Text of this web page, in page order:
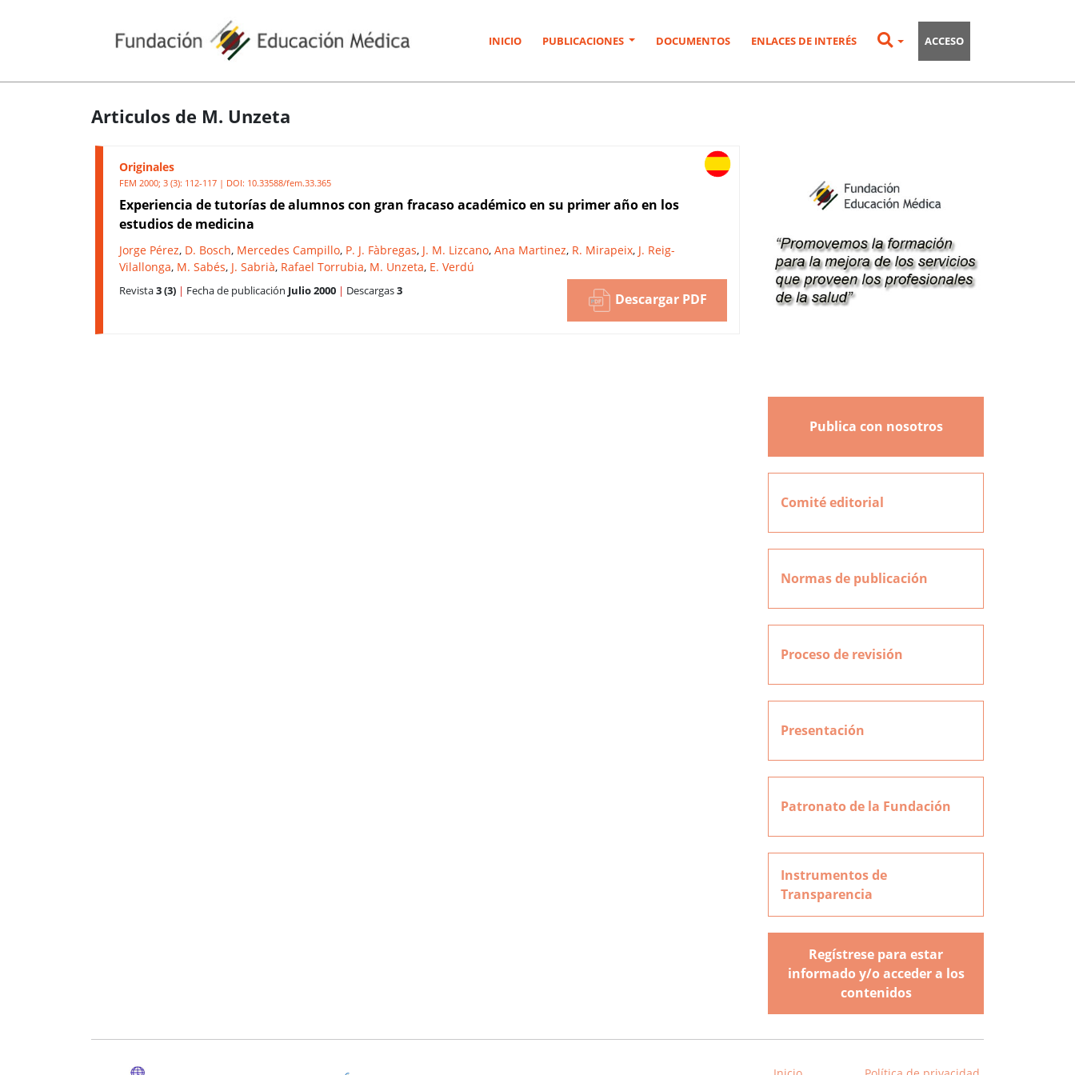
INICIO PUBLICACIONES DOCUMENTOS ENLACES DE INTERÉS ACCESO
Articulos de M. Unzeta
Originales
FEM 2000; 3 (3): 112-117 | DOI: 10.33588/fem.33.365
Experiencia de tutorías de alumnos con gran fracaso académico en su primer año en los
estudios de medicina
Jorge Pérez, D. Bosch, Mercedes Campillo, P. J. Fàbregas, J. M. Lizcano, Ana Martinez, R. Mirapeix, J. Reig-
Vilallonga, M. Sabés, J. Sabrià, Rafael Torrubia, M. Unzeta, E. Verdú
Revista3 (3) | Fecha de publicación Julio 2000 | Descargas3 Descargar PDF
Publica con nosotros
Comité editorial
Normas de publicación
Proceso de revisión
Presentación
Patronato de la Fundación
Instrumentos de
Transparencia
Regístrese para estar
informado y/o acceder a los
contenidos